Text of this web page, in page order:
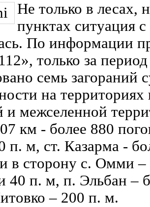
Не только в лесах,
пунктах ситуация
По информации
только за
семь загораний
на территориях
и межселенной
км - более 880
п. м, ст. Казарма -
в сторону с. Омми
40 п. м, п. Эльбан –
– 200 п. м.